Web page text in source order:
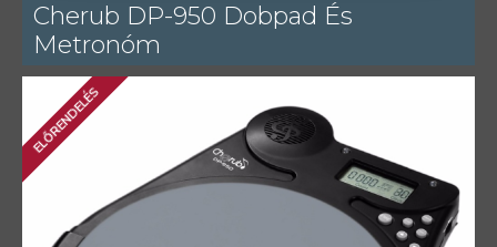
Cherub DP-950 Dobpad És
Metronóm
ELŐRENDELÉS